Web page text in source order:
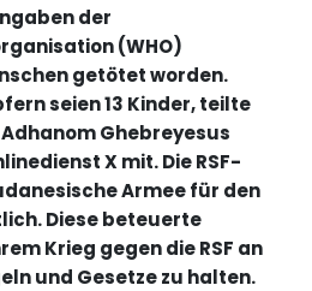
der
(WHO)
getötet worden.
seien 13 Kinder, teilte
Ghebreyesus
X mit. Die RSF-
Armee für den
Diese beteuerte
Krieg gegen die RSF an
und Gesetze zu halten.